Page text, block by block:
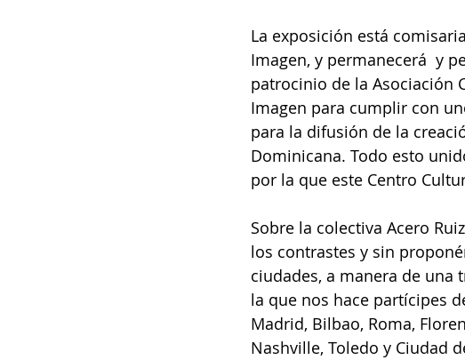
La exposición está
Imagen, y permanecerá  y
patrocinio de la Asociación
Imagen para cumplir con
para la difusión de la
Dominicana. Todo esto
por la que este Centro
Sobre la colectiva Acero
los contrastes y sin
ciudades, a manera de una
la que nos hace partícipes
Madrid, Bilbao, Roma,
Nashville, Toledo y Ciudad